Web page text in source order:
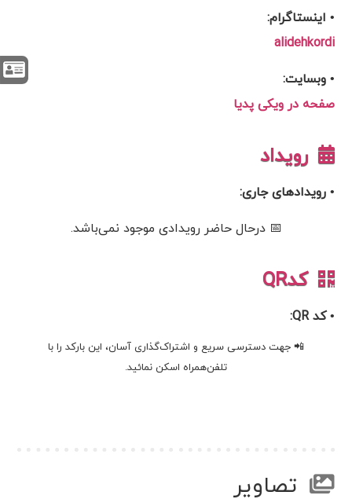
• اینستاگرام:
alidehkordi
• وبسایت:
صفحه در ویکی پدیا
رویداد
• رویدادهای جاری:
📅 درحال حاضر رویدادی موجود نمی‌باشد.
کدQR
• کد QR:
📲 جهت دسترسی سریع و اشتراک‌گذاری آسان، این بارکد را با
تلفن‌همراه اسکن نمائید.
تصاویر